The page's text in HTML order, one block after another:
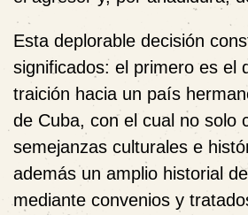
Esta deplorable decisión
significados: el primero es el
traición hacia un país
de Cuba, con el cual no solo
semejanzas culturales e
además un amplio historial
mediante convenios y